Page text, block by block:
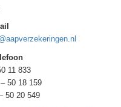
11 833
50 18 159
50 20 549